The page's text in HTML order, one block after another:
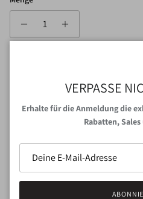
JETZT ZUM
Abholung beiVAN NORD Store
Shop-Informationen anzeigen
VERPASSE
Erhalte für die Anmeldung die
Rabatten,